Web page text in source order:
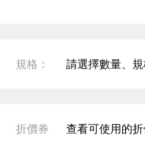
規格： 請選擇數量、
折價券 查看可使用的